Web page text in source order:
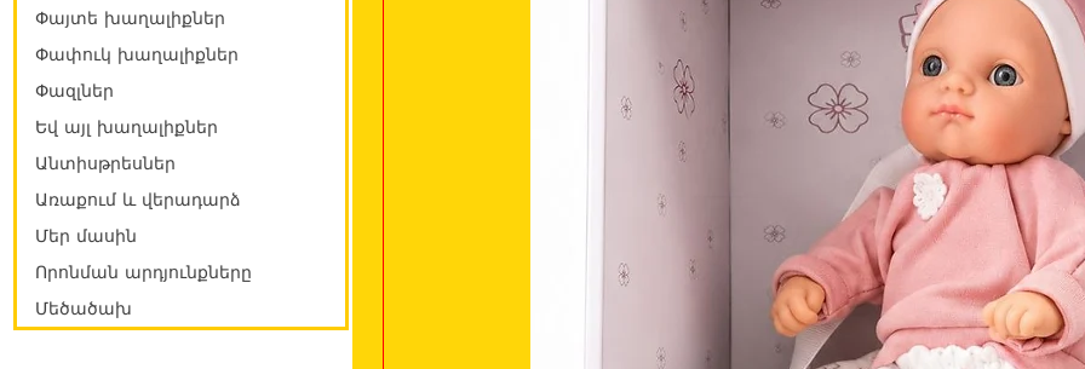
Փայտե խաղալիքներ
Փափուկ խաղալիքներ
Փազլներ
Եվ այլ խաղալիքներ
Անտիսթրեսներ
Առաքում և վերադարձ
Մեր մասին
Որոնման արդյունքները
Մեծածախ